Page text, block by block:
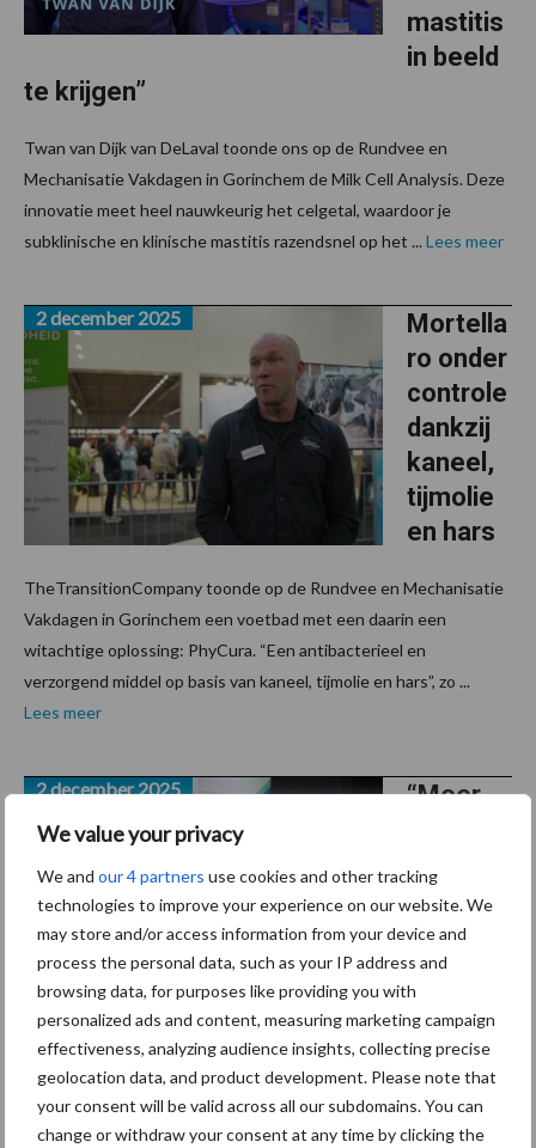
We value your privacy
We and our 4 partners use cookies and other tracking
technologies to improve your experience on our website. We
may store and/or access information from your device and
process the personal data, such as your IP address and
browsing data, for purposes like providing you with
personalized ads and content, measuring marketing campaign
effectiveness, analyzing audience insights, collecting precise
geolocation data, and product development. Please note that
your consent will be valid across all our subdomains. You can
change or withdraw your consent at any time by clicking the
mastitis
in beeld
te krijgen”
Twan van Dijk van DeLaval toonde ons op de Rundvee en
Mechanisatie Vakdagen in Gorinchem de Milk Cell Analysis. Deze
innovatie meet heel nauwkeurig het celgetal, waardoor je
subklinische en klinische mastitis razendsnel op het ... Lees meer
Mortella
ro onder
controle
dankzij
kaneel,
tijmolie
en hars
2 december 2025
TheTransitionCompany toonde op de Rundvee en Mechanisatie
Vakdagen in Gorinchem een voetbad met een daarin een
witachtige oplossing: PhyCura. “Een antibacterieel en
verzorgend middel op basis van kaneel, tijmolie en hars”, zo ...
Lees meer
“Meer
tijdens
stressv
olle
situaties
”
2 december 2025
Op de Rundvee en Mechanisatie Vakdagen in Gorinchem
presenteerde Farmula het product SecureCattle. Dit is een
kalmerend middel dat van nature wordt uitgescheiden door